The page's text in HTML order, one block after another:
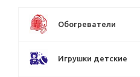
Обогреватели
Игрушки детские